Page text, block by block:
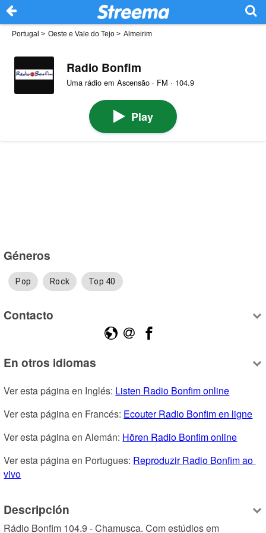
Portugal > Oeste e Vale do Tejo > Almeirim
Radio Bonfim
Uma rádio em Ascensão · FM · 104.9
Play
Géneros
Pop Rock Top 40
Contacto
En otros idiomas
Ver esta página en Inglés: Listen Radio Bonfim online
Ver esta página en Francés: Ecouter Radio Bonfim en ligne
Ver esta página en Alemán: Hören Radio Bonfim online
Ver esta página en Portugues: Reproduzir Radio Bonfim ao
vivo
Descripción
Rádio Bonfim 104.9 - Chamusca. Com estúdios em